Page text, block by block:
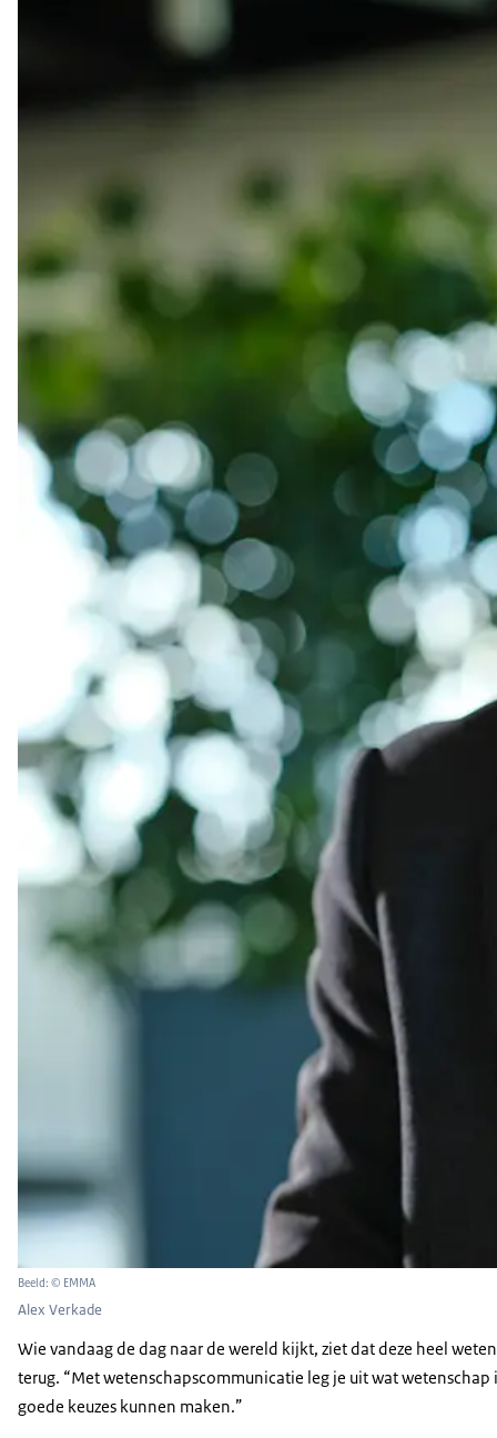
Beeld: © EMMA
Alex Verkade
Wie vandaag de dag naar de wereld kijkt, ziet dat deze heel
terug. “Met wetenschapscommunicatie leg je uit wat
goede keuzes kunnen maken.”